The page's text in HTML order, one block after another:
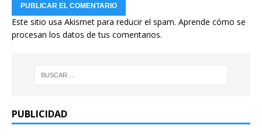
Este sitio usa Akismet para reducir el spam. Aprende cómo se
procesan los datos de tus comentarios.
PUBLICIDAD